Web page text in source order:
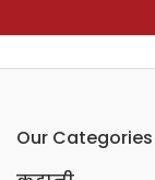
Our Categories